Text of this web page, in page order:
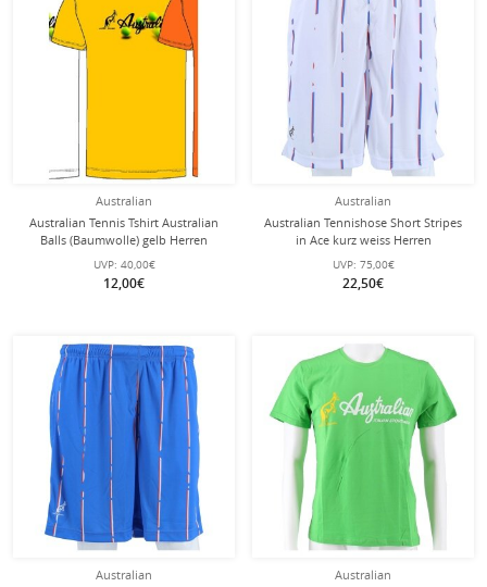
Australian
Australian Tennis Tshirt Australian
Balls (Baumwolle) gelb Herren
UVP: 40,00€
12,00€
Australian
Australian Tennishose Short Stripes
in Ace kurz weiss Herren
UVP: 75,00€
22,50€
Australian
Australian